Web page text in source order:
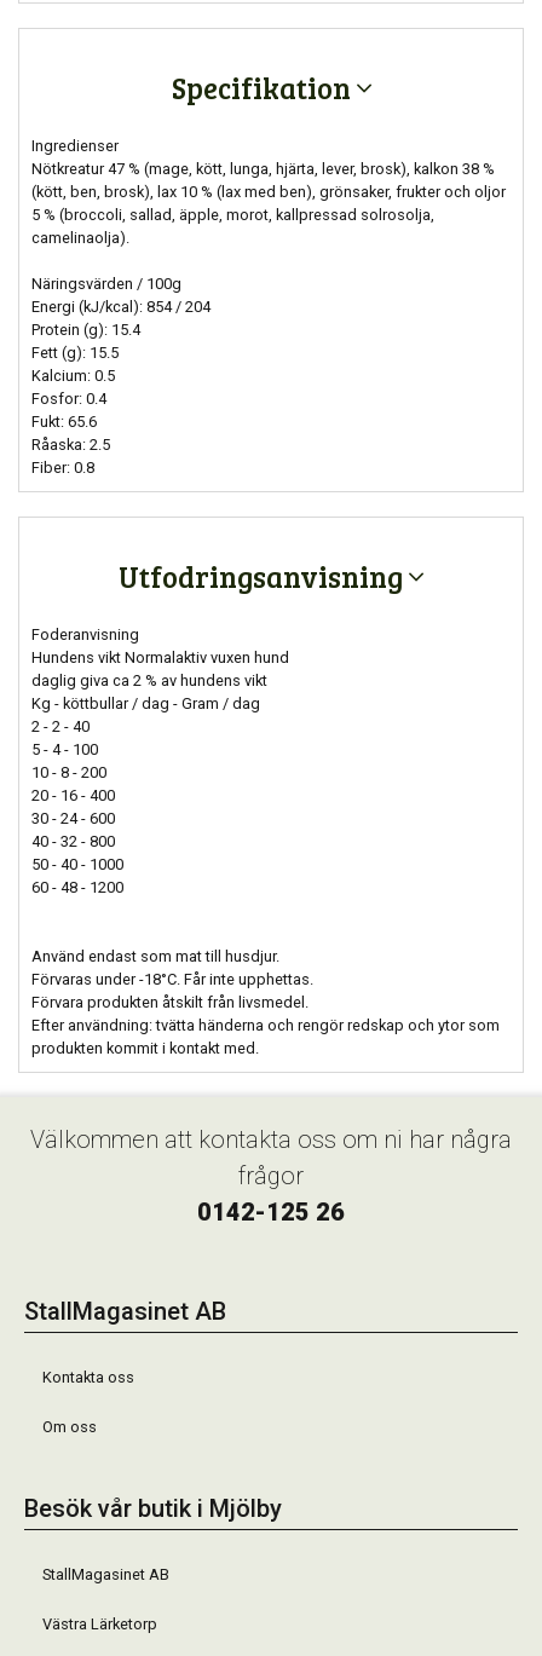
Specifikation
Ingredienser
Nötkreatur 47 % (mage, kött, lunga, hjärta, lever, brosk), kalkon 38 %
(kött, ben, brosk), lax 10 % (lax med ben), grönsaker, frukter och oljor
5 % (broccoli, sallad, äpple, morot, kallpressad solrosolja,
camelinaolja).
Näringsvärden / 100g
Energi (kJ/kcal): 854 / 204
Protein (g): 15.4
Fett (g): 15.5
Kalcium: 0.5
Fosfor: 0.4
Fukt: 65.6
Råaska: 2.5
Fiber: 0.8
Utfodringsanvisning
Foderanvisning
Hundens vikt Normalaktiv vuxen hund
daglig giva ca 2 % av hundens vikt
Kg - köttbullar / dag - Gram / dag
2 - 2 - 40
5 - 4 - 100
10 - 8 - 200
20 - 16 - 400
30 - 24 - 600
40 - 32 - 800
50 - 40 - 1000
60 - 48 - 1200
Använd endast som mat till husdjur.
Förvaras under -18°C. Får inte upphettas.
Förvara produkten åtskilt från livsmedel.
Efter användning: tvätta händerna och rengör redskap och ytor som
produkten kommit i kontakt med.
Välkommen att kontakta oss om ni har några
frågor
0142-125 26
StallMagasinet AB
Kontakta oss
Om oss
Besök vår butik i Mjölby
StallMagasinet AB
Västra Lärketorp